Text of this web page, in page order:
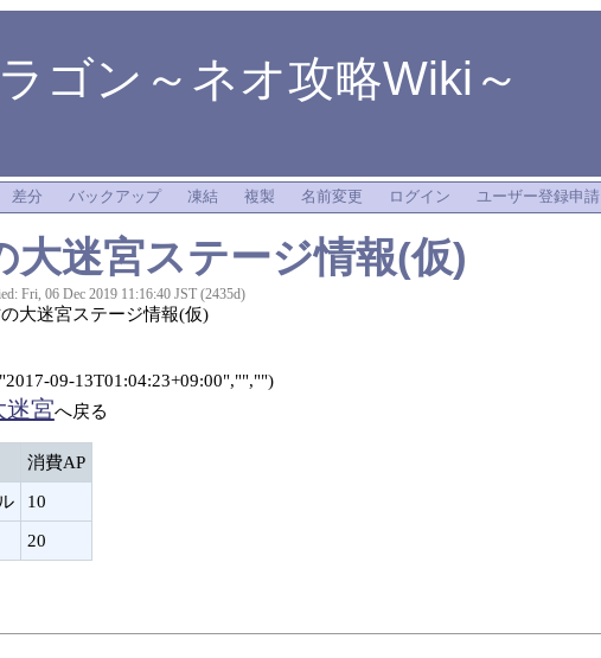
ゴン～ネオ攻略Wiki～
差分 バックアップ 凍結 複製 名前変更 ログイン ユーザー登録申請
大迷宮ステージ情報(仮)
Fri, 06 Dec 2019 11:16:40 JST (2435d)
大迷宮ステージ情報(仮)
09-13T01:04:23+09:00","","")
迷宮へ戻る
消費AP
10
20